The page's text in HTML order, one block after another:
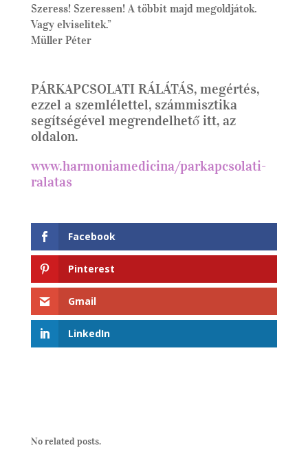
Szeress! Szeressen! A többit majd megoldjátok.
Vagy elviselitek.”
Müller Péter
PÁRKAPCSOLATI RÁLÁTÁS, megértés,
ezzel a szemlélettel, számmisztika
segítségével megrendelhető itt, az
oldalon.
www.harmoniamedicina/parkapcsolati-
ralatas
Facebook
Pinterest
Gmail
LinkedIn
No related posts.